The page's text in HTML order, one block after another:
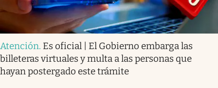
Atención. Es oficial | El Gobierno embarga las
billeteras virtuales y multa a las personas que
hayan postergado este trámite